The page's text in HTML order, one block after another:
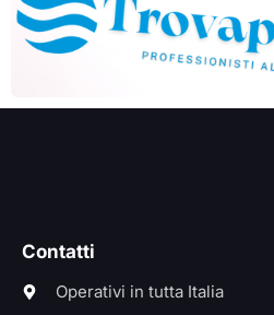
Contatti
Operativi in tutta Italia